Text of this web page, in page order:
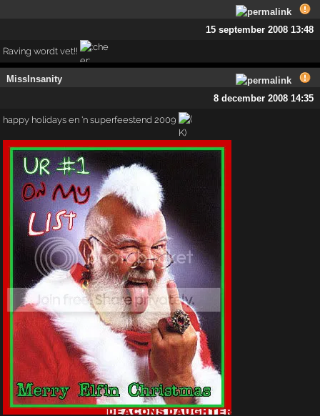
15 september 2008 13:48
Raving wordt vet!!
MissInsanity
8 december 2008 14:35
happy holidays en 'n superfeestend 2009